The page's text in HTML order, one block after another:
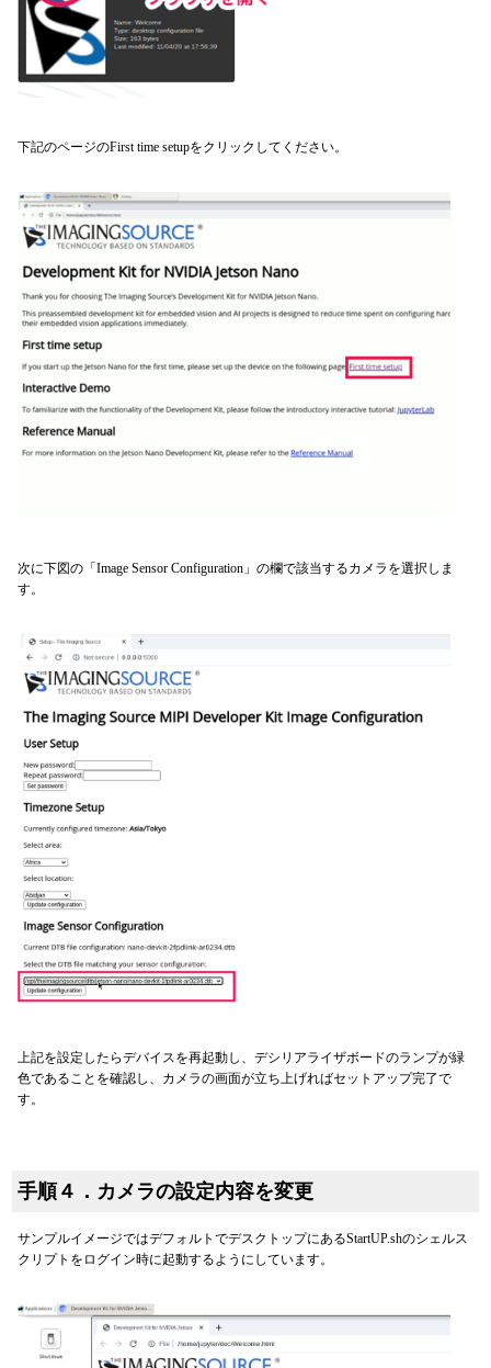
下記のページのFirst time setupをクリックしてください。
次に下図の「Image Sensor Configuration」の欄で該当するカメラを選択しま
す。
上記を設定したらデバイスを再起動し、デシリアライザボードのランプが緑
色であることを確認し、カメラの画面が立ち上げればセットアップ完了で
す。
手順４．カメラの設定内容を変更
サンプルイメージではデフォルトでデスクトップにあるStartUP.shのシェルス
クリプトをログイン時に起動するようにしています。